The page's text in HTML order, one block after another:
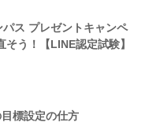
パス プレゼントキャンペ
う！【LINE認定試験】
標設定の仕方